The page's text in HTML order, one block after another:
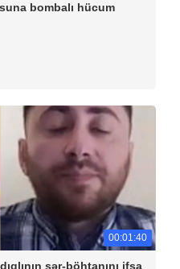
bombalı hücum
00:01:40
şər-böhtanını ifşa